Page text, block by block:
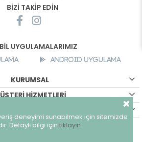
BİZİ TAKİP EDİN
UYGULAMALARIMIZ
Android Uygulama
KURUMSAL
HİZMETLERİ
- Tüm hakları saklıdır.
deneyimi sunabilmek için sitemizde
Detaylı bilgi için tıklayın